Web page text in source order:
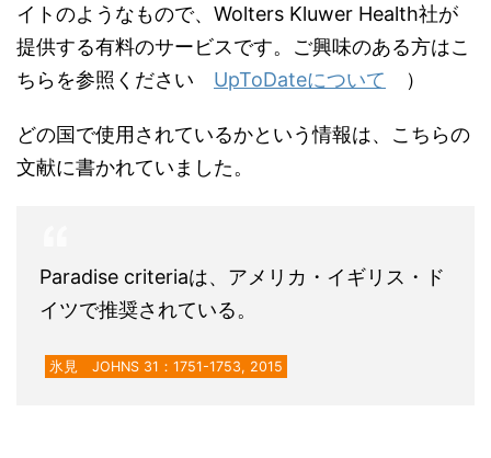
イトのようなもので、Wolters Kluwer Health社が
提供する有料のサービスです。ご興味のある方はこ
ちらを参照ください UpToDateについて ）
どの国で使用されているかという情報は、こちらの
文献に書かれていました。
Paradise criteriaは、アメリカ・イギリス・ド
イツで推奨されている。
氷見 JOHNS 31：1751-1753, 2015